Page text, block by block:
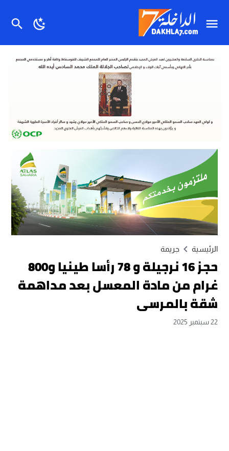
الرئيسية جريمة
حجز 16 نرجيلة و 78 رأسا طينيا و800
غرام من مادة المعسل بعد مداهمة
شقة بالمرسى
22 سبتمبر 2025